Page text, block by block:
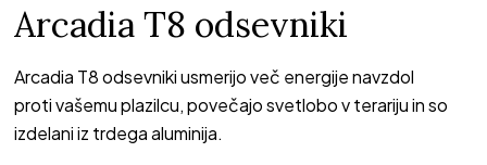
Arcadia T8 odsevniki
Arcadia T8 odsevniki usmerijo več energije navzdol
proti vašemu plazilcu, povečajo svetlobo v terariju in so
izdelani iz trdega aluminija.